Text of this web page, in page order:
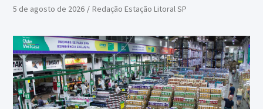
5 de agosto de 2026 Redação Estação Litoral SP